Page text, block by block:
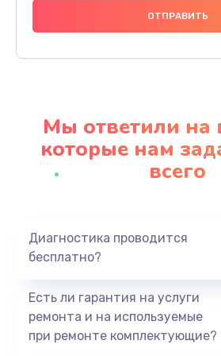
666 руб.
Заказать
Замена процессора
Восстановление
Заказать
Мы ответили на
которые нам
всего
Диагностика проводится
бесплатно?
Есть ли гарантия на услуги
ремонта и на используемые
при ремонте комплектующие?